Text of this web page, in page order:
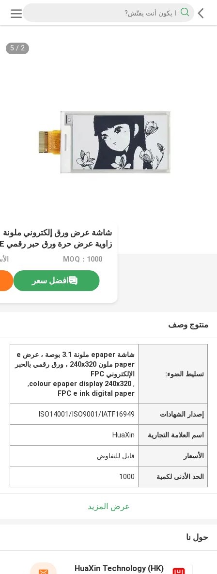
2
/
5
زاوية عرض حرة ورق حبر رقمي FPC E
MOQ：1000
افضل سعر
منتوج وصف
تسليط الضوء:
شاشة epaper ملونة 3.1 بوصة ، عرض e
paper ملون 240x320 ، ورق رقمي بالحبر
الإلكتروني FPC
,
colour epaper display 240x320
,
FPC e ink digital paper
إصدار الشهادات ISO14001/ISO9001/IATF16949
اسم العلامة التجارية HuaXin
الأسعار قابل للتفاوض
الحد الأدنى لكمية 1000
عرض المزيد
حول نا
HuaXin Technology (HK)